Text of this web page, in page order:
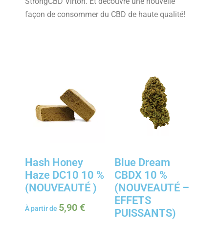
façon de consommer du CBD de haute qualité!
Hash Honey
Haze DC10 10 %
(NOUVEAUTÉ )
À partir de 5,90 €
Blue Dream
CBDX 10 %
(NOUVEAUTÉ –
EFFETS
PUISSANTS)